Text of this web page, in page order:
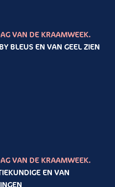
VAN DE KRAAMWEEK.
BLEUS EN VAN GEEL ZIEN
VAN DE KRAAMWEEK.
EN VAN